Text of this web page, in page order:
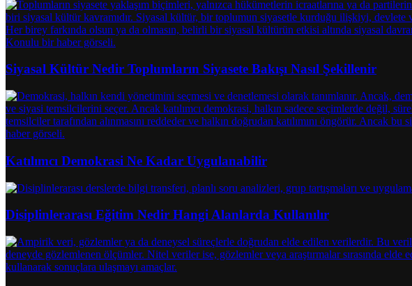
Siyasal Kültür Nedir Toplumların Siyasete Bakışı Nasıl Şekillenir
Katılımcı Demokrasi Ne Kadar Uygulanabilir
Disiplinlerarası Eğitim Nedir Hangi Alanlarda Kullanılır